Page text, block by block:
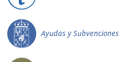
Ayudas y Subvenciones